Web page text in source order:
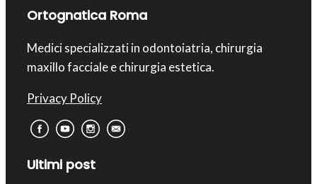
Ortognatica Roma
Medici specializzati in odontoiatria, chirurgia
maxillo facciale e chirurgia estetica.
Privacy Policy
Ultimi post